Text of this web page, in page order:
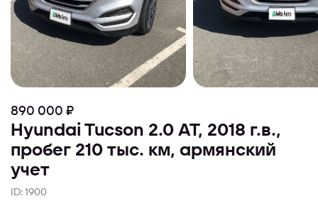
890 000 ₽
Hyundai Tucson 2.0 AT, 2018 г.в.,
пробег 210 тыс. км, армянский
учет
ID: 1900